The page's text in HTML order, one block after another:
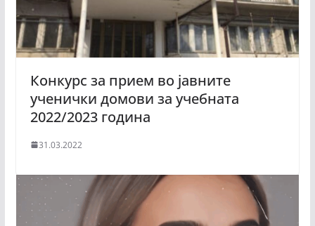
Конкурс за прием во јавните
ученички домови за учебната
2022/2023 година
31.03.2022